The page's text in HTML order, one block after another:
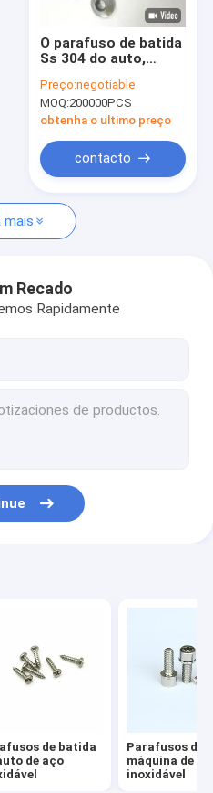
de aço inoxidável
aço inoxidável
extra
O parafuso de batida
Ss 304 do auto,
inoxidável do auto da
cabeça da flange
parafusa telhar os
arruela
Preço:negotiable
MOQ:200000PCS
obtenha o ultimo preço
contacto
mais
Recado
Rapidamente
de batida
de aço
Parafusos de
máquina de
inoxidável